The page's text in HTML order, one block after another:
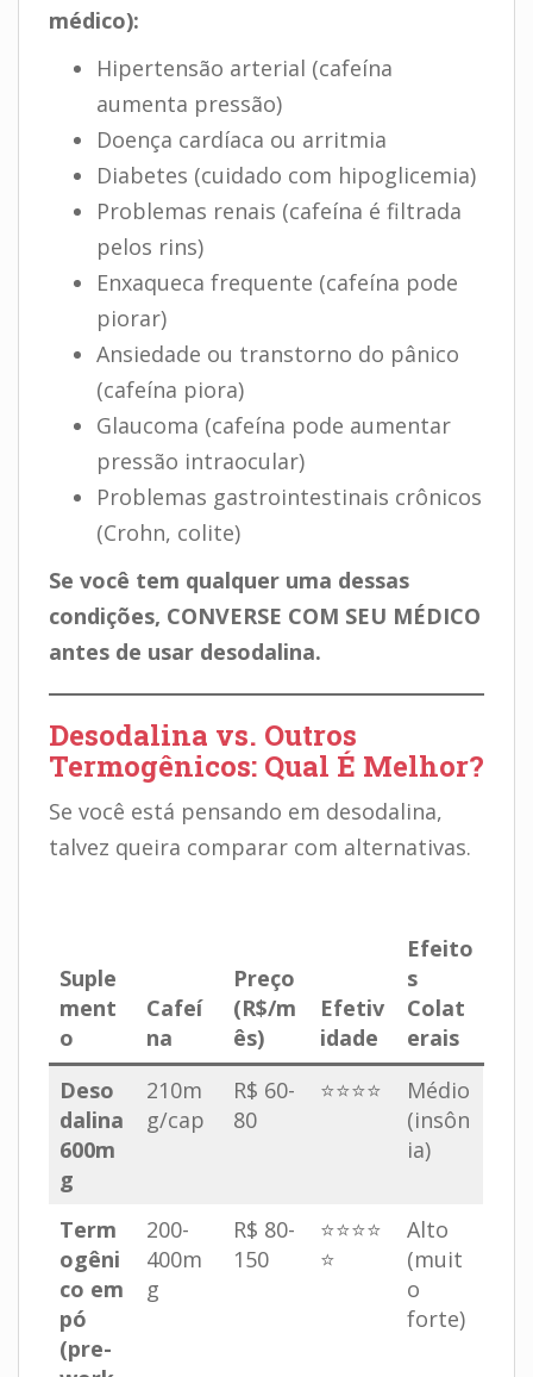
médico):
Hipertensão arterial (cafeína
aumenta pressão)
Doença cardíaca ou arritmia
Diabetes (cuidado com hipoglicemia)
Problemas renais (cafeína é filtrada
pelos rins)
Enxaqueca frequente (cafeína pode
piorar)
Ansiedade ou transtorno do pânico
(cafeína piora)
Glaucoma (cafeína pode aumentar
pressão intraocular)
Problemas gastrointestinais crônicos
(Crohn, colite)
Se você tem qualquer uma dessas
condições, CONVERSE COM SEU MÉDICO
antes de usar desodalina.
Desodalina vs. Outros
Termogênicos: Qual É Melhor?
Se você está pensando em desodalina,
talvez queira comparar com alternativas.
Suple
ment
o
Cafeí
na
Preço
(R$/m
ês)
Efetiv
idade
Efeito
s
Colat
erais
Deso
dalina
600m
g
210m
g/cap
R$ 60-
80
⭐⭐⭐⭐
Médio
(insôn
ia)
Term
ogêni
co em
pó
(pre-
200-
400m
g
R$ 80-
150
⭐⭐⭐⭐
⭐
Alto
(muit
o
forte)